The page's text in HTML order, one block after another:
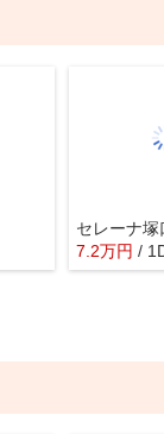
セレーナ塚
7.2万円 /